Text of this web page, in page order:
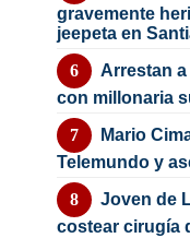
gravemente
jeepeta en
Arrestan
con millonaria
Mario
Telemundo y
Joven de
costear cirugía